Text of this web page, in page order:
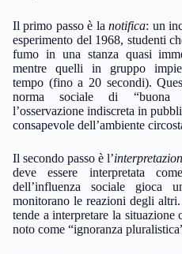
Il primo passo è lanotifica: un
esperimento del 1968, studenti
fumo in una stanza quasi
mentre quelli in gruppo
tempo (fino a 20 secondi).
norma sociale di “buona
l’osservazione indiscreta in
consapevole dell’ambiente
Il secondo passo è l’
deve essere interpretata
dell’influenza sociale gioca
monitorano le reazioni degli
tende a interpretare la
noto come “ignoranza